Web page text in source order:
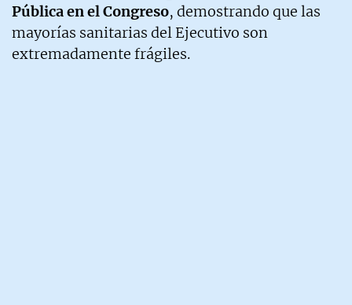
Pública en el Congreso, demostrando que las
mayorías sanitarias del Ejecutivo son
extremadamente frágiles.